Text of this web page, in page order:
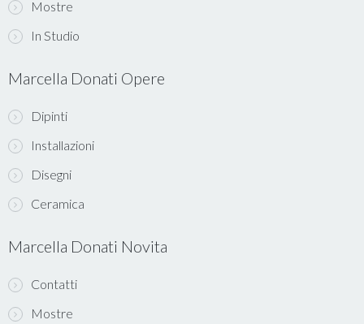
Mostre
In Studio
Marcella Donati Opere
Dipinti
Installazioni
Disegni
Ceramica
Marcella Donati Novita
Contatti
Mostre